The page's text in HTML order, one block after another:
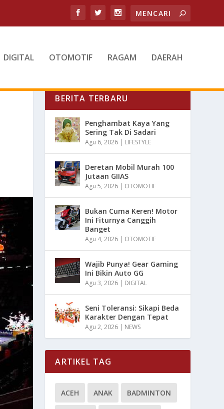
DIGITAL OTOMOTIF RAGAM DAERAH
BERITA TERBARU
Penghambat Kaya Yang
Sering Tak Di Sadari
Agu 6, 2026 | LIFESTYLE
Deretan Mobil Murah 100
Jutaan GIIAS
Agu 5, 2026 | OTOMOTIF
Bukan Cuma Keren! Motor
Ini Fiturnya Canggih
Banget
Agu 4, 2026 | OTOMOTIF
Wajib Punya! Gear Gaming
Ini Bikin Auto GG
Agu 3, 2026 | DIGITAL
Seni Toleransi: Sikapi Beda
Karakter Dengan Tepat
Agu 2, 2026 | NEWS
ARTIKEL TAG
ACEH ANAK BADMINTON